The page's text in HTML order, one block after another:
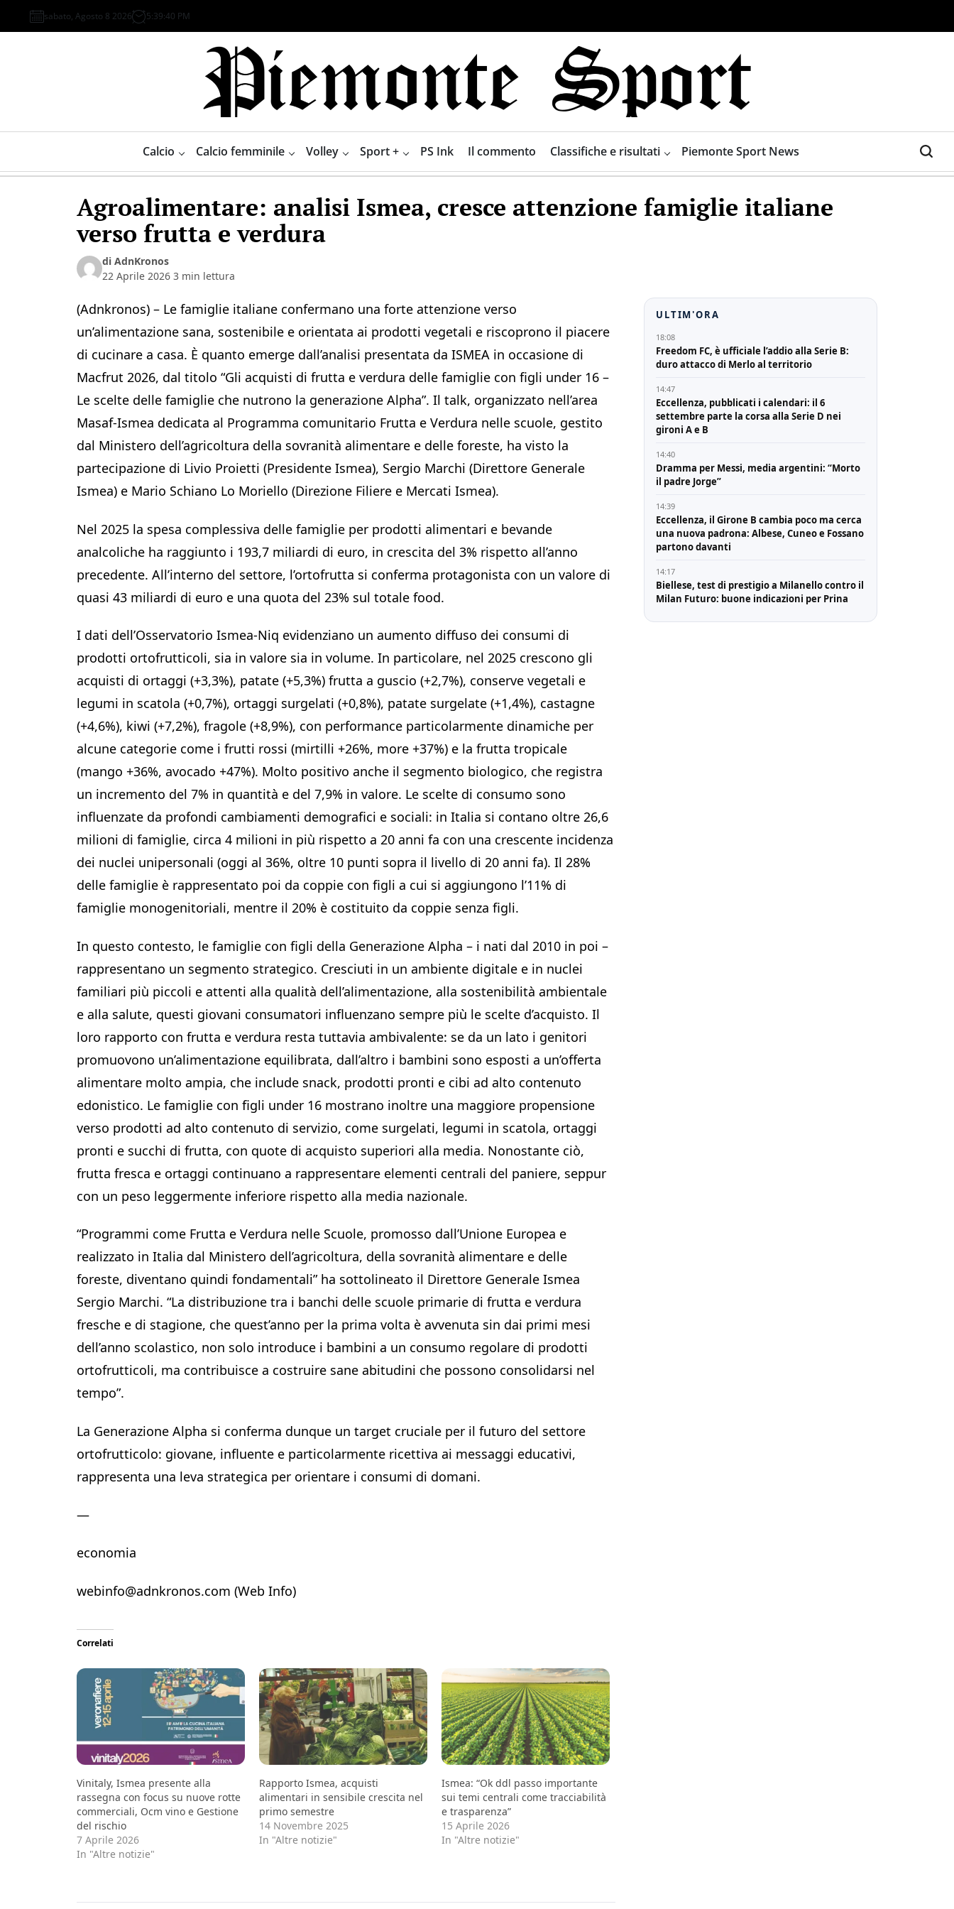
to
sabato, Agosto 8 2026 5:39:41 PM
Sport
Calcio Calcio femminile Volley Sport + PS Ink Il commento Classifiche e risultati Piemonte Sport News
Agroalimentare: analisi Ismea, cresce attenzione famiglie italiane
verso frutta e verdura
di AdnKronos
22 Aprile 2026 3 min lettura
(Adnkronos) – Le famiglie italiane confermano una forte attenzione verso
un’alimentazione sana, sostenibile e orientata ai prodotti vegetali e riscoprono il piacere
di cucinare a casa. È quanto emerge dall’analisi presentata da ISMEA in occasione di
Macfrut 2026, dal titolo “Gli acquisti di frutta e verdura delle famiglie con figli under 16 –
Le scelte delle famiglie che nutrono la generazione Alpha”. Il talk, organizzato nell’area
Masaf-Ismea dedicata al Programma comunitario Frutta e Verdura nelle scuole, gestito
dal Ministero dell’agricoltura della sovranità alimentare e delle foreste, ha visto la
partecipazione di Livio Proietti (Presidente Ismea), Sergio Marchi (Direttore Generale
Ismea) e Mario Schiano Lo Moriello (Direzione Filiere e Mercati Ismea).
Nel 2025 la spesa complessiva delle famiglie per prodotti alimentari e bevande
analcoliche ha raggiunto i 193,7 miliardi di euro, in crescita del 3% rispetto all’anno
precedente. All’interno del settore, l’ortofrutta si conferma protagonista con un valore di
quasi 43 miliardi di euro e una quota del 23% sul totale food.
I dati dell’Osservatorio Ismea-Niq evidenziano un aumento diffuso dei consumi di
prodotti ortofrutticoli, sia in valore sia in volume. In particolare, nel 2025 crescono gli
acquisti di ortaggi (+3,3%), patate (+5,3%) frutta a guscio (+2,7%), conserve vegetali e
legumi in scatola (+0,7%), ortaggi surgelati (+0,8%), patate surgelate (+1,4%), castagne
(+4,6%), kiwi (+7,2%), fragole (+8,9%), con performance particolarmente dinamiche per
alcune categorie come i frutti rossi (mirtilli +26%, more +37%) e la frutta tropicale
(mango +36%, avocado +47%). Molto positivo anche il segmento biologico, che registra
un incremento del 7% in quantità e del 7,9% in valore. Le scelte di consumo sono
influenzate da profondi cambiamenti demografici e sociali: in Italia si contano oltre 26,6
milioni di famiglie, circa 4 milioni in più rispetto a 20 anni fa con una crescente incidenza
dei nuclei unipersonali (oggi al 36%, oltre 10 punti sopra il livello di 20 anni fa). Il 28%
delle famiglie è rappresentato poi da coppie con figli a cui si aggiungono l’11% di
famiglie monogenitoriali, mentre il 20% è costituito da coppie senza figli.
In questo contesto, le famiglie con figli della Generazione Alpha – i nati dal 2010 in poi –
rappresentano un segmento strategico. Cresciuti in un ambiente digitale e in nuclei
familiari più piccoli e attenti alla qualità dell’alimentazione, alla sostenibilità ambientale
e alla salute, questi giovani consumatori influenzano sempre più le scelte d’acquisto. Il
loro rapporto con frutta e verdura resta tuttavia ambivalente: se da un lato i genitori
promuovono un’alimentazione equilibrata, dall’altro i bambini sono esposti a un’offerta
alimentare molto ampia, che include snack, prodotti pronti e cibi ad alto contenuto
edonistico. Le famiglie con figli under 16 mostrano inoltre una maggiore propensione
verso prodotti ad alto contenuto di servizio, come surgelati, legumi in scatola, ortaggi
pronti e succhi di frutta, con quote di acquisto superiori alla media. Nonostante ciò,
frutta fresca e ortaggi continuano a rappresentare elementi centrali del paniere, seppur
con un peso leggermente inferiore rispetto alla media nazionale.
“Programmi come Frutta e Verdura nelle Scuole, promosso dall’Unione Europea e
realizzato in Italia dal Ministero dell’agricoltura, della sovranità alimentare e delle
foreste, diventano quindi fondamentali” ha sottolineato il Direttore Generale Ismea
Sergio Marchi. “La distribuzione tra i banchi delle scuole primarie di frutta e verdura
fresche e di stagione, che quest’anno per la prima volta è avvenuta sin dai primi mesi
dell’anno scolastico, non solo introduce i bambini a un consumo regolare di prodotti
ortofrutticoli, ma contribuisce a costruire sane abitudini che possono consolidarsi nel
tempo”.
La Generazione Alpha si conferma dunque un target cruciale per il futuro del settore
ortofrutticolo: giovane, influente e particolarmente ricettiva ai messaggi educativi,
rappresenta una leva strategica per orientare i consumi di domani.
—
economia
webinfo@adnkronos.com (Web Info)
Correlati
Vinitaly, Ismea presente alla
rassegna con focus su nuove rotte
commerciali, Ocm vino e Gestione
del rischio
7 Aprile 2026
In "Altre notizie"
Rapporto Ismea, acquisti
alimentari in sensibile crescita nel
primo semestre
14 Novembre 2025
In "Altre notizie"
Ismea: “Ok ddl passo importante
sui temi centrali come tracciabilità
e trasparenza”
15 Aprile 2026
In "Altre notizie"
ULTIM'ORA
18:08
Freedom FC, è ufficiale l’addio alla Serie B:
duro attacco di Merlo al territorio
14:47
Eccellenza, pubblicati i calendari: il 6
settembre parte la corsa alla Serie D nei
gironi A e B
14:40
Dramma per Messi, media argentini: “Morto
il padre Jorge”
14:39
Eccellenza, il Girone B cambia poco ma cerca
una nuova padrona: Albese, Cuneo e Fossano
partono davanti
14:17
Biellese, test di prestigio a Milanello contro il
Milan Futuro: buone indicazioni per Prina